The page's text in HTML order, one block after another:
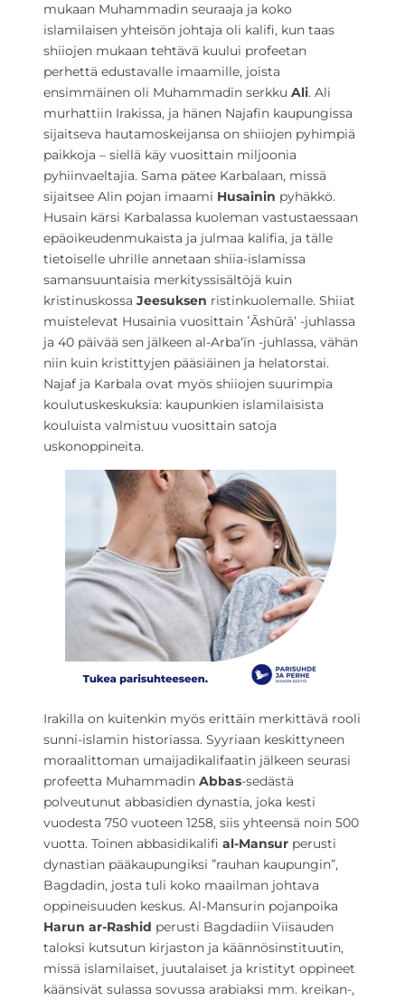
mukaan Muhammadin seuraaja ja koko
islamilaisen yhteisön johtaja oli kalifi, kun taas
shiiojen mukaan tehtävä kuului profeetan
perhettä edustavalle imaamille, joista
ensimmäinen oli Muhammadin serkku Ali. Ali
murhattiin Irakissa, ja hänen Najafin kaupungissa
sijaitseva hautamoskeijansa on shiiojen pyhimpiä
paikkoja – siellä käy vuosittain miljoonia
pyhiinvaeltajia. Sama pätee Karbalaan, missä
sijaitsee Alin pojan imaami Husainin pyhäkkö.
Husain kärsi Karbalassa kuoleman vastustaessaan
epäoikeudenmukaista ja julmaa kalifia, ja tälle
tietoiselle uhrille annetaan shiia-islamissa
samansuuntaisia merkityssisältöjä kuin
kristinuskossa Jeesuksen ristinkuolemalle. Shiiat
muistelevat Husainia vuosittain ʻĀshūrā’ -juhlassa
ja 40 päivää sen jälkeen al-Arba‘īn -juhlassa, vähän
niin kuin kristittyjen pääsiäinen ja helatorstai.
Najaf ja Karbala ovat myös shiiojen suurimpia
koulutuskeskuksia: kaupunkien islamilaisista
kouluista valmistuu vuosittain satoja
uskonoppineita.
Irakilla on kuitenkin myös erittäin merkittävä rooli
sunni-islamin historiassa. Syyriaan keskittyneen
moraalittoman umaijadikalifaatin jälkeen seurasi
profeetta Muhammadin Abbas-sedästä
polveutunut abbasidien dynastia, joka kesti
vuodesta 750 vuoteen 1258, siis yhteensä noin 500
vuotta. Toinen abbasidikalifi al-Mansur perusti
dynastian pääkaupungiksi ”rauhan kaupungin”,
Bagdadin, josta tuli koko maailman johtava
oppineisuuden keskus. Al-Mansurin pojanpoika
Harun ar-Rashid perusti Bagdadiin Viisauden
taloksi kutsutun kirjaston ja käännösinstituutin,
missä islamilaiset, juutalaiset ja kristityt oppineet
käänsivät sulassa sovussa arabiaksi mm. kreikan-,